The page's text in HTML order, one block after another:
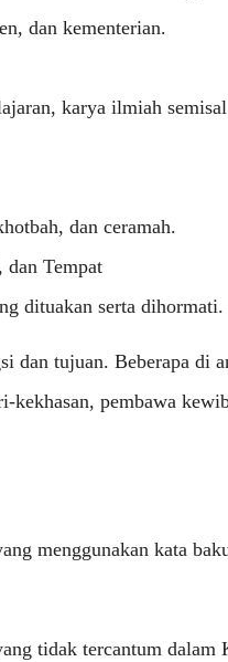
dan kementerian.
karya ilmiah
dan ceramah.
dan Tempat
dituakan serta dihormati.
dan tujuan. Beberapa di
kekhasan, pembawa
menggunakan kata
tidak tercantum dalam